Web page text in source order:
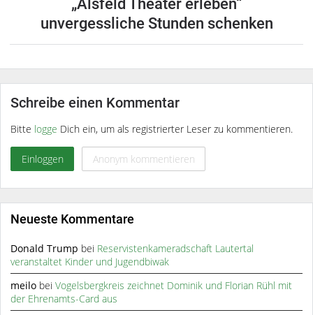
„Alsfeld Theater erleben“
unvergessliche Stunden schenken
Schreibe einen Kommentar
Bitte logge Dich ein, um als registrierter Leser zu kommentieren.
Einloggen Anonym kommentieren
Neueste Kommentare
Donald Trump bei Reservistenkameradschaft Lautertal
veranstaltet Kinder und Jugendbiwak
meilo beiVogelsbergkreis zeichnet Dominik und Florian Rühl mit
der Ehrenamts-Card aus